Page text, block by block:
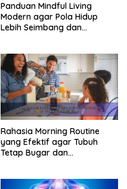
Panduan Mindful Living
Modern agar Pola Hidup
Lebih Seimbang dan
Rahasia Morning Routine
yang Efektif agar Tubuh
Tetap Bugar dan